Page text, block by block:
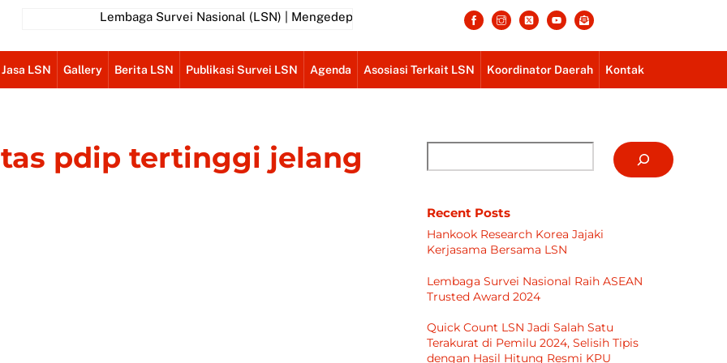
Lembaga Survei Nasional (LSN) | Mengedepankan Profesionalisme, Akurasi dan Presisi
LSN Gallery Berita LSN Publikasi Survei LSN Agenda Asosiasi Terkait LSN Koordinator Daerah Kontak
pdip tertinggi jelang
Recent Posts
Hankook Research Korea Jajaki
Kerjasama Bersama LSN
Lembaga Survei Nasional Raih ASEAN
Trusted Award 2024
Quick Count LSN Jadi Salah Satu
Terakurat di Pemilu 2024, Selisih Tipis
dengan Hasil Hitung Resmi KPU